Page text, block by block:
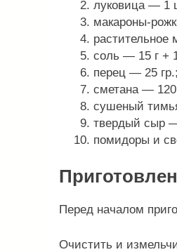
луковица — 1
макароны-
соль — 15 г +
перец — 25 гр.;
сметана — 120
сушеный
твердый сыр
помидоры и
Перед началом
Очистить и